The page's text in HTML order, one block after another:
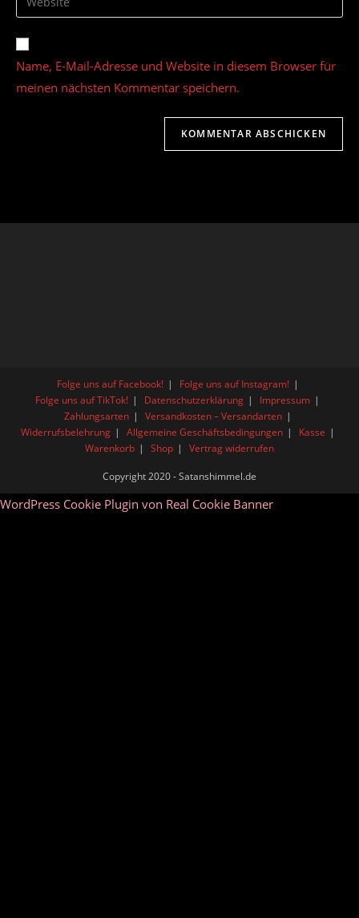
Kommentieren
ein
Mail-
zum
Kommentieren
ein
deine
Website-
URL
ein
(optional)
Name, E-Mail-Adresse und Website in diesem Browser für
meinen nächsten Kommentar speichern.
Folge uns auf Facebook!
Folge uns auf Instagram!
Folge uns auf TikTok!
Datenschutzerklärung
Impressum
Zahlungsarten
Versandkosten – Versandarten
Widerrufsbelehrung
Allgemeine Geschäftsbedingungen
Kasse
Warenkorb
Shop Vertrag widerrufen
Copyright 2020 - Satanshimmel.de
WordPress Cookie Plugin von Real Cookie Banner